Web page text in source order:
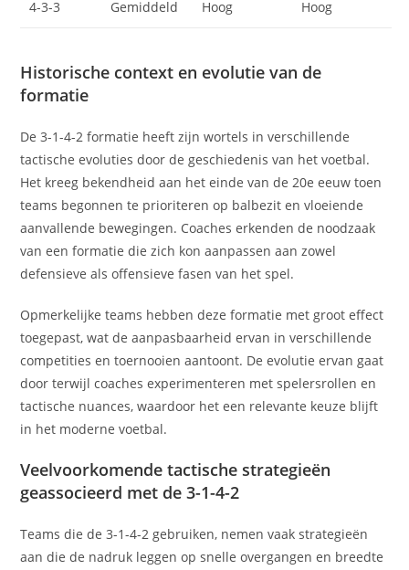
4-3-3 Gemiddeld Hoog Hoog
Historische context en evolutie van de
formatie
De 3-1-4-2 formatie heeft zijn wortels in verschillende
tactische evoluties door de geschiedenis van het voetbal.
Het kreeg bekendheid aan het einde van de 20e eeuw toen
teams begonnen te prioriteren op balbezit en vloeiende
aanvallende bewegingen. Coaches erkenden de noodzaak
van een formatie die zich kon aanpassen aan zowel
defensieve als offensieve fasen van het spel.
Opmerkelijke teams hebben deze formatie met groot effect
toegepast, wat de aanpasbaarheid ervan in verschillende
competities en toernooien aantoont. De evolutie ervan gaat
door terwijl coaches experimenteren met spelersrollen en
tactische nuances, waardoor het een relevante keuze blijft
in het moderne voetbal.
Veelvoorkomende tactische strategieën
geassocieerd met de 3-1-4-2
Teams die de 3-1-4-2 gebruiken, nemen vaak strategieën
aan die de nadruk leggen op snelle overgangen en breedte